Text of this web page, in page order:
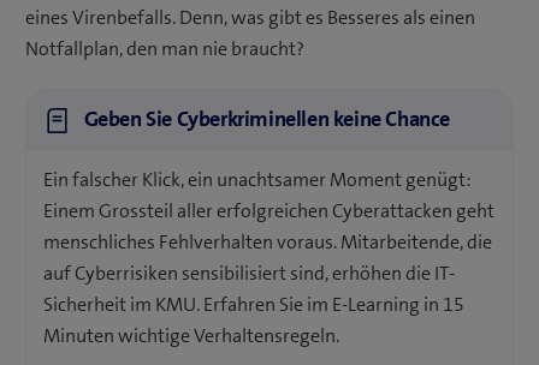
eines Virenbefalls. Denn, was gibt es Besseres als einen
Notfallplan, den man nie braucht?
Geben Sie Cyberkriminellen keine Chance
Ein falscher Klick, ein unachtsamer Moment genügt:
Einem Grossteil aller erfolgreichen Cyberattacken geht
menschliches Fehlverhalten voraus. Mitarbeitende, die
auf Cyberrisiken sensibilisiert sind, erhöhen die IT-
Sicherheit im KMU. Erfahren Sie im E-Learning in 15
Minuten wichtige Verhaltensregeln.